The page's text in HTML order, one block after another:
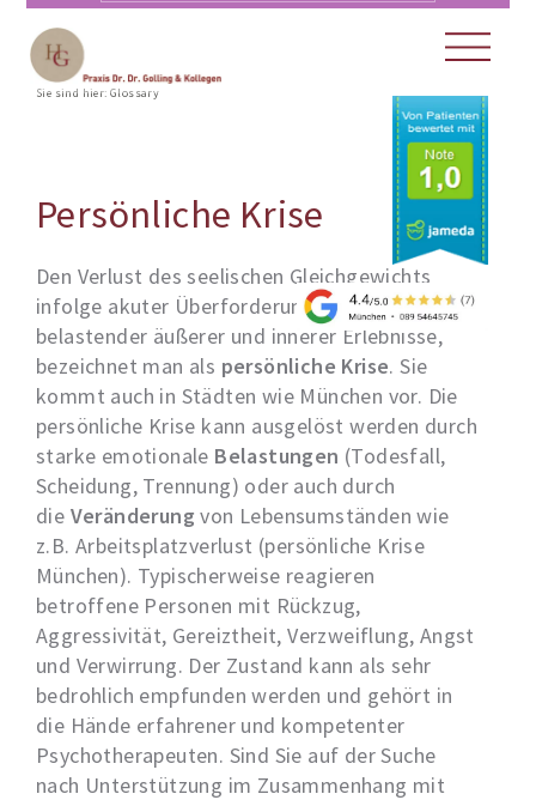
Sie sind hier:Glossary
Persönliche Krise
Den Verlust des seelischen Gleichgewichts
infolge akuter Überforderung aufgrund
belastender äußerer und innerer Erlebnisse,
bezeichnet man als persönliche Krise. Sie
kommt auch in Städten wie München vor. Die
persönliche Krise kann ausgelöst werden durch
starke emotionale Belastungen (Todesfall,
Scheidung, Trennung) oder auch durch
die Veränderung von Lebensumständen wie
z.B. Arbeitsplatzverlust (persönliche Krise
München). Typischerweise reagieren
betroffene Personen mit Rückzug,
Aggressivität, Gereiztheit, Verzweiflung, Angst
und Verwirrung. Der Zustand kann als sehr
bedrohlich empfunden werden und gehört in
die Hände erfahrener und kompetenter
Psychotherapeuten. Sind Sie auf der Suche
nach Unterstützung im Zusammenhang mit